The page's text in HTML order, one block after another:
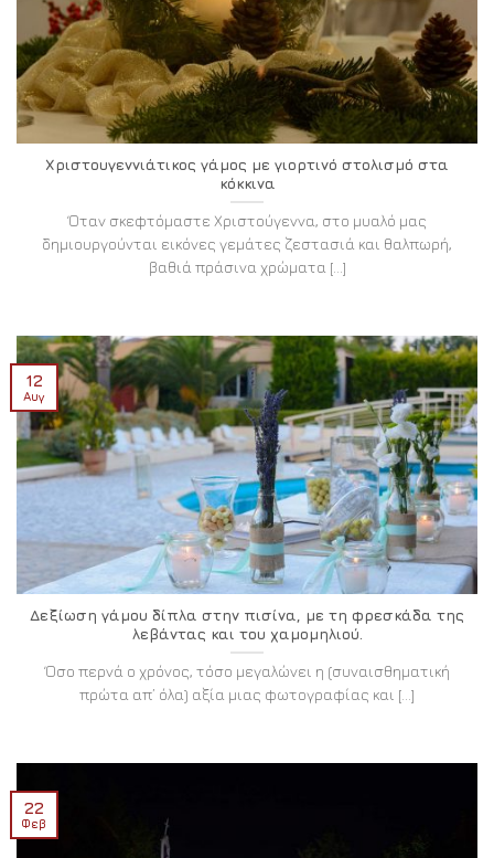
Χριστουγεννιάτικος γάμος με γιορτινό στολισμό στα
κόκκινα
Όταν σκεφτόμαστε Χριστούγεννα, στο μυαλό μας
δημιουργούνται εικόνες γεμάτες ζεστασιά και θαλπωρή,
βαθιά πράσινα χρώματα [...]
Δεξίωση γάμου δίπλα στην πισίνα, με τη φρεσκάδα της
λεβάντας και του χαμομηλιού.
Όσο περνά ο χρόνος, τόσο μεγαλώνει η (συναισθηματική
πρώτα απ’ όλα) αξία μιας φωτογραφίας και [...]
12
Αυγ
22
Φεβ